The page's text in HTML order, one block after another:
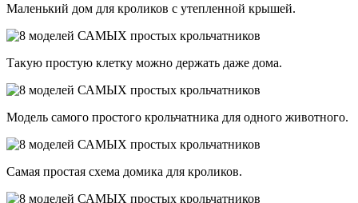
Маленький дом для кроликов с утепленной крышей.
Такую простую клетку можно держать даже дома.
Модель самого простого крольчатника для одного животного.
Самая простая схема домика для кроликов.